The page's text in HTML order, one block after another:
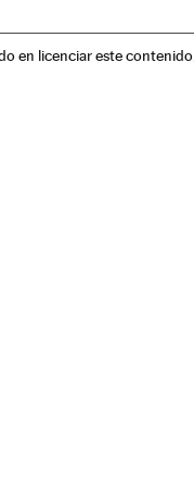
en licenciar este contenido,